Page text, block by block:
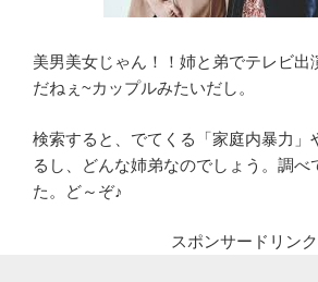
美男美女じゃん！！姉と弟でテレビ出
だねぇ~カップルみたいだし。
検索すると、でてくる「家庭内暴力」
るし、どんな姉弟なのでしょう。調べ
た。ど～ぞ♪
スポンサードリンク